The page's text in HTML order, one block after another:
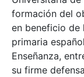
formación del
en beneficio de
primaria
Enseñanza,
su firme